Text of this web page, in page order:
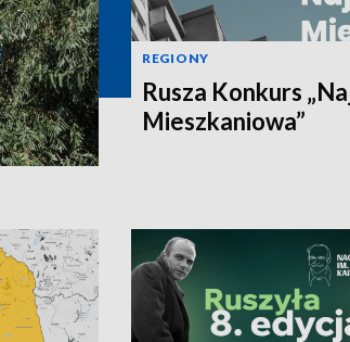
REGIONY
Rusza Konkurs
Mieszkaniowa”